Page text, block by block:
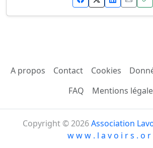
A propos Contact Cookies
FAQ
Mentions
Copyright © 2026Association
w w w . l a v o i r s . o r